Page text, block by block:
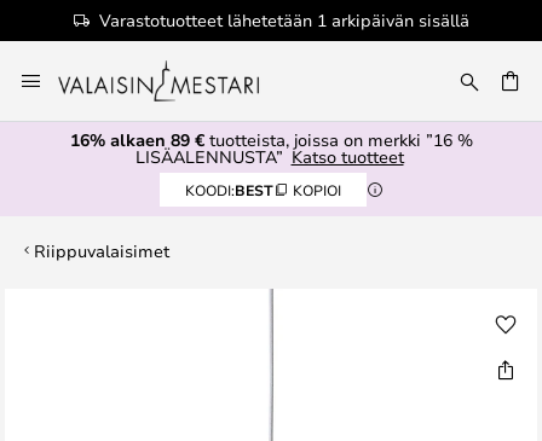
Varastotuotteet lähetetään 1 arkipäivän sisällä
to
Content
16% alkaen 89 €tuotteista, joissa on merkki ”16 %
LISÄALENNUSTA” Katso tuotteet
KOODI:BEST KOPIOI
Riippuvalaisimet